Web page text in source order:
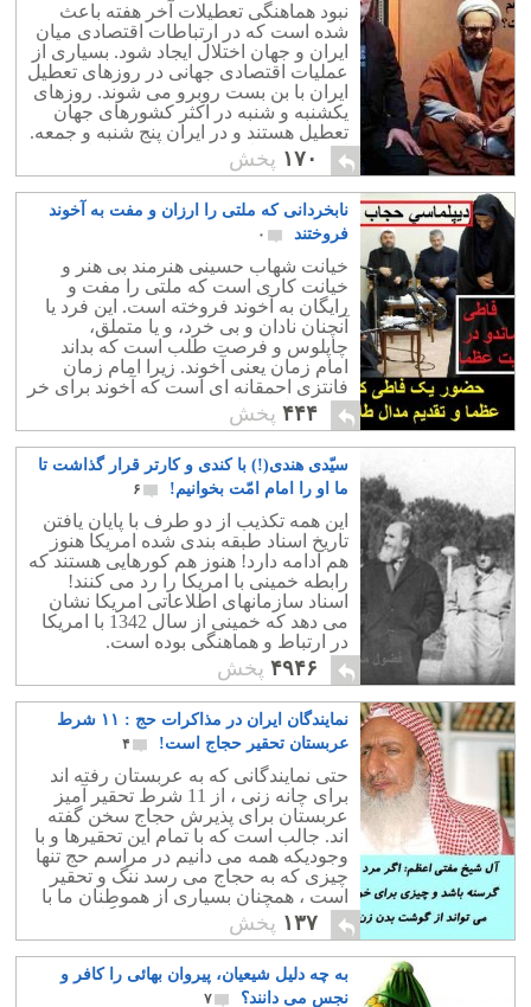
نبود هماهنگی تعطیلات آخر هفته باعث
شده است که در ارتباطات اقتصادی میان
ایران و جهان اختلال ایجاد شود. بسیاری از
عملیات اقتصادی جهانی در روزهای تعطیل
ایران با بن بست روبرو می شوند. روزهای
یکشنبه و شنبه در اکثر کشورهای جهان
تعطیل هستند و در ایران پنج شنبه و جمعه.
این بدین معناست که تنها سه روز از هفته
میان ایران و جهان ارتباط اقتصادی برقرار
است که با داشتن 30 روز تعطیلات سالیانه
همان هم در امّا و اگر است!
۱۷۰ پخش
نابخردانی که ملتی را ارزان و مفت به آخوند
فروختند
۰
خیانت شهاب حسینی هنرمند بی هنر و
خیانت کاری است که ملتی را مفت و
رایگان به آخوند فروخته است. این فرد یا
آنچنان نادان و بی خرد، و یا متملق،
چاپلوس و فرصت طلب است که بداند
امام زمان یعنی آخوند. زیرا امام زمان
فانتزی احمقانه ای است که آخوند برای خر
کردن ملتی ساخته که حتی موجب خنده و
تمسخر کودکان است.
۴۴۴ پخش
سیّدی هندی(!) با کندی و کارتر قرار گذاشت تا
ما او را امام امّت بخوانیم!
۶
این همه تکذیب از دو طرف با پایان یافتن
تاریخ اسناد طبقه بندی شده امریکا هنوز
هم ادامه دارد! هنوز هم کورهایی هستند که
رابطه خمینی با امریکا را رد می کنند!
اسناد سازمانهای اطلاعاتی امریکا نشان
می دهد که خمینی از سال 1342 با امریکا
در ارتباط و هماهنگی بوده است.
۴۹۴۶ پخش
نمایندگان ایران در مذاکرات حج : ۱۱ شرط
عربستان تحقیر حجاج است!
۴
حتی نمایندگانی که به عربستان رفته اند
برای چانه زنی ، از 11 شرط تحقیر آمیز
عربستان برای پذیرش حجاج سخن گفته
اند. جالب است که با تمام این تحقیرها و با
وجودیکه همه می دانیم در مراسم حج تنها
چیزی که به حجاج می رسد ننگ و تحقیر
است ، همچنان بسیاری از هموطنان ما با
عشق و علاقه به مکعب کعبه نگاه می کنند
و می گویند :قربان خاکش برم! خدا قسمت
کند به مکه برویم...! جای بسی
شرمساریست.
۱۳۷ پخش
به چه دلیل شیعیان، پیروان بهائی را کافر و
نجس می دانند؟
۷